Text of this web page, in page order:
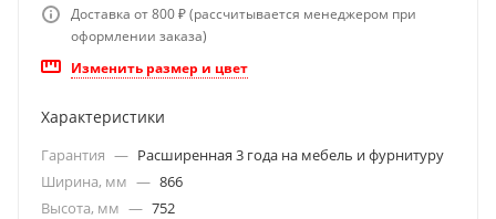
Доставка от 800 ₽ (рассчитывается менеджером при
оформлении заказа)
Изменить размер и цвет
Характеристики
Гарантия — Расширенная 3 года на мебель и фурнитуру
Ширина, мм — 866
Высота, мм — 752